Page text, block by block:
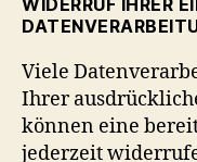
Viele
Ihrer
können eine
jederzeit